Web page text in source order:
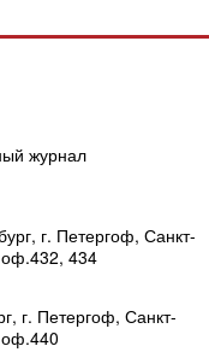
журнал
г. Петергоф, Санкт-
оф.432, 434
г. Петергоф, Санкт-
оф.440